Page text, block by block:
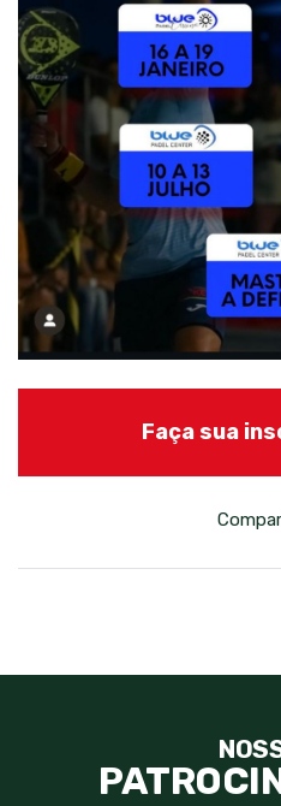
Faça sua